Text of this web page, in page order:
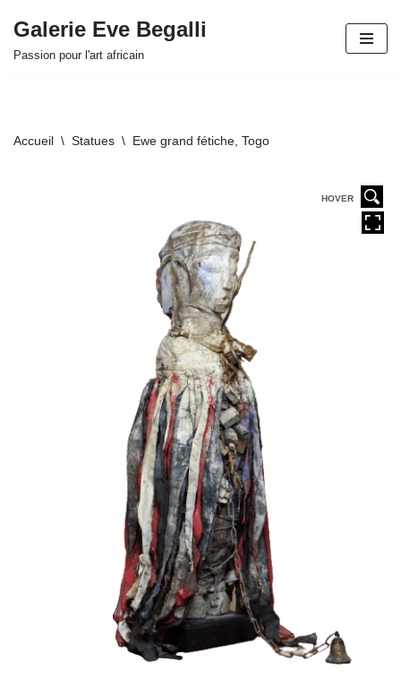
Aller
Galerie Eve Begalli
Passion pour l'art africain
Accueil \ Statues \ Ewe grand fétiche, Togo
HOVER